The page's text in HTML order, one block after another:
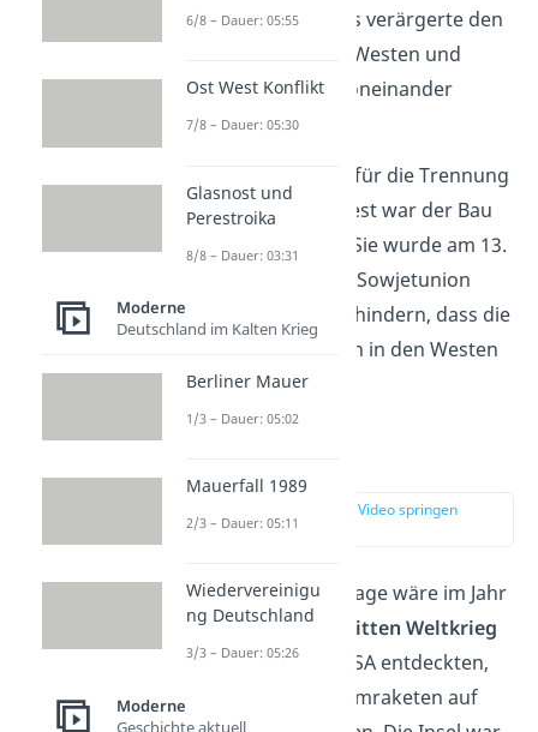
Menschen ins All. Das verärgerte den
Westen, sodass sich Westen und
Osten noch weiter voneinander
trennten.
Symbolisch für die Trennung
zwischen Ost und West war der Bau
derBerliner Mauer
Sie wurde am 13.
August 1961 von der Sowjetunion
erbaut und sollte verhindern, dass die
Menschen vom Osten in den Westen
fliehen.
zur Stelle im Video springen
(03:40)
Diese angespannte Lage wäre im Jahr
1962 fast in einem
dritten Weltkrieg
eskaliert. Denn die USA entdeckten,
dass sowjetische Atomraketen auf
6/8 – Dauer: 05:55
Ost West Konflikt
7/8 – Dauer: 05:30
Glasnost und
Perestroika
8/8 – Dauer: 03:31
Moderne
Deutschland im Kalten Krieg
Berliner Mauer
1/3 – Dauer: 05:02
Mauerfall 1989
2/3 – Dauer: 05:11
Wiedervereinigu
ng Deutschland
3/3 – Dauer: 05:26
Moderne
Geschichte aktuell